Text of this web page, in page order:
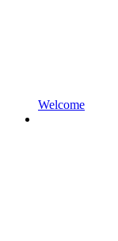
Welcome